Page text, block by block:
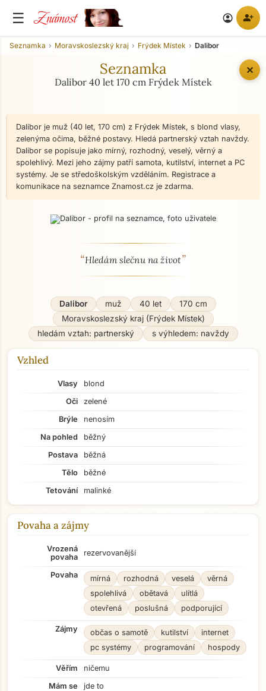
☰ Známost account_circle person_add
✕
Seznamka Moravskoslezský kraj Frýdek Místek Dalibor
Seznamka
Dalibor 40 let 170 cm Frýdek Místek
Dalibor je muž (40 let, 170 cm) z Frýdek Místek, s blond vlasy,
zelenýma očima, běžné postavy. Hledá partnerský vztah navždy.
Dalibor se popisuje jako mírný, rozhodný, veselý, věrný a
spolehlivý. Mezi jeho zájmy patří samota, kutilství, internet a PC
systémy. Je se středoškolským vzděláním. Registrace a
komunikace na seznamce Znamost.cz je zdarma.
O mně - seznamka profil
“Hledám slečnu na život”
Dalibor muž 40 let
170 cm
Moravskoslezský kraj (Frýdek Místek)
hledám vztah: partnerský
s výhledem: navždy
Vzhled
Vlasy
blond
Oči
zelené
Brýle
nenosím
Na pohled
běžný
Postava
běžná
Tělo
běžné
Tetování
malinké
Povaha a zájmy
Vrozená
povaha
rezervovanější
Povaha mírná rozhodná veselá
věrná
spolehlivá
obětavá
ulítlá
otevřená
poslušná podporující
Zájmy občas o samotě kutilství
internet
pc systémy
programování hospody
Věřím
ničemu
Mám se
jde to